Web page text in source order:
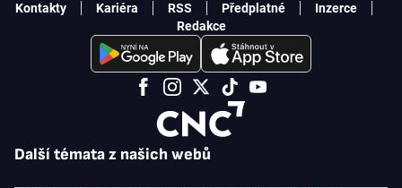
Další témata z našich webů
Kontakty Kariéra RSS Předplatné
Inzerce
Redakce